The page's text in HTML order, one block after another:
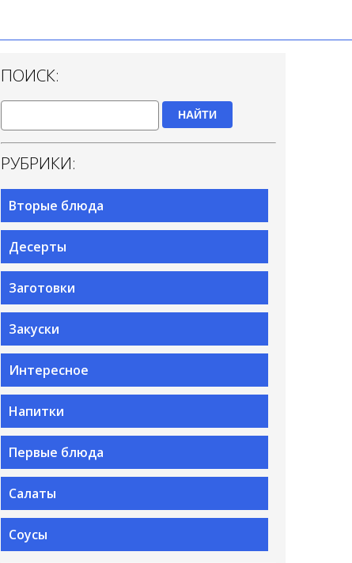
ПОИСК:
НАЙТИ
РУБРИКИ:
Вторые блюда
Десерты
Заготовки
Закуски
Интересное
Напитки
Первые блюда
Салаты
Соусы